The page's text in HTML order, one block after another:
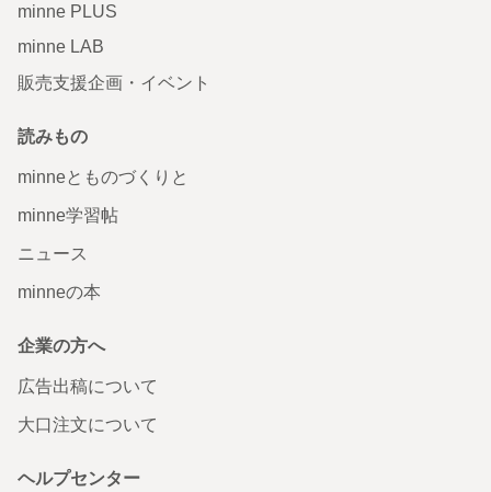
minne PLUS
minne LAB
販売支援企画・イベント
読みもの
minneとものづくりと
minne学習帖
ニュース
minneの本
企業の方へ
広告出稿について
大口注文について
ヘルプセンター